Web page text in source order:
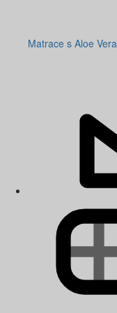
Matrace s Aloe Vera